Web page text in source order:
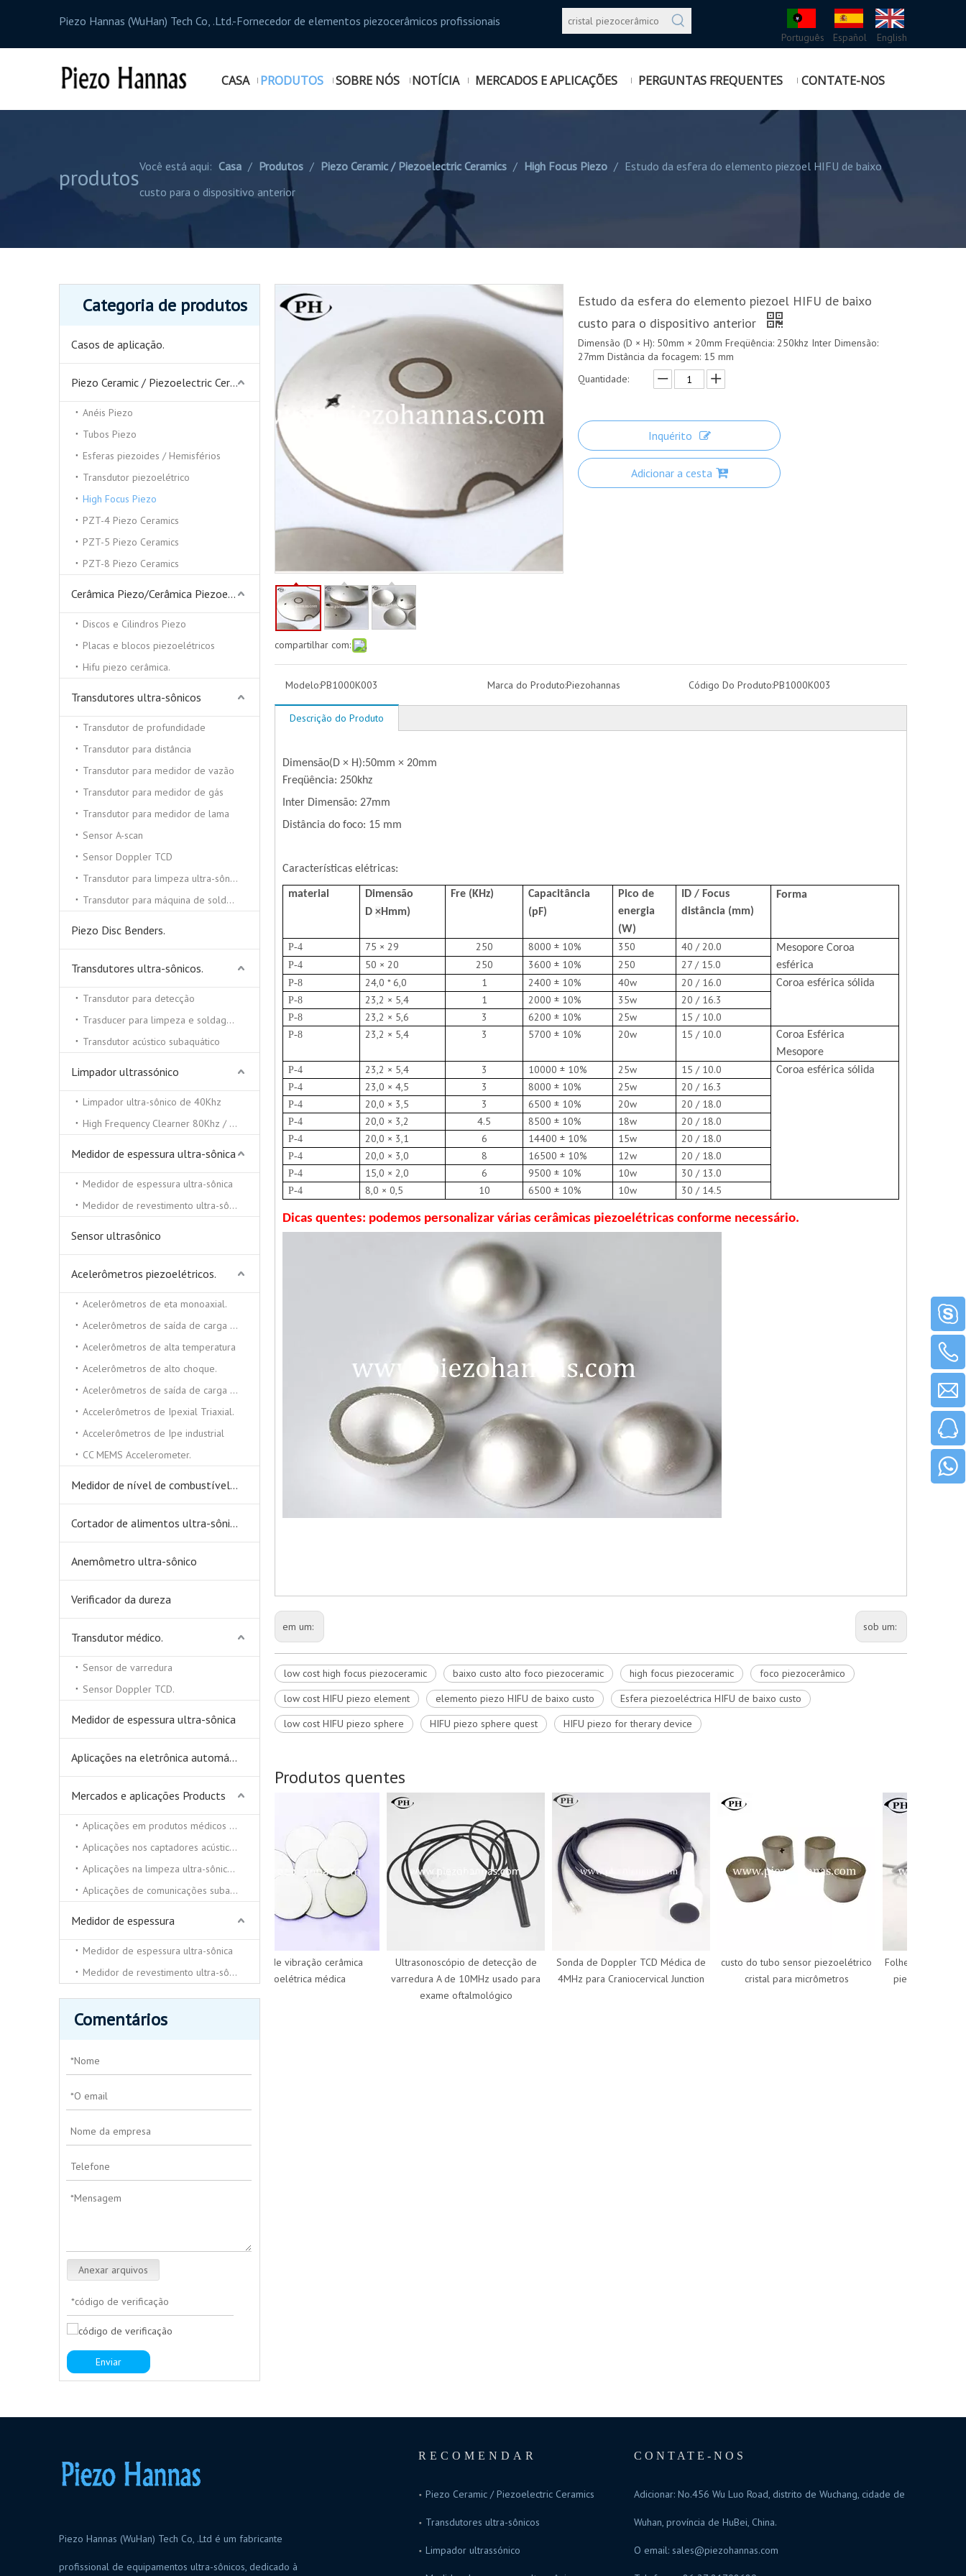
Piezo Hannas (WuHan) Tech Co, .Ltd.-Fornecedor de elementos piezocerâmicos profissionais
Português Español English
CASA PRODUTOS SOBRE NÓS NOTÍCIA MERCADOS E APLICAÇÕES PERGUNTAS FREQUENTES CONTATE-NOS
produtosVocê está aqui: Casa / Produtos / Piezo Ceramic / Piezoelectric Ceramics / High Focus Piezo / Estudo da esfera do elemento piezoel HIFU de baixo
custo para o dispositivo anterior
Categoria de produtos
Casos de aplicação.
Piezo Ceramic / Piezoelectric Ceramics
Anéis Piezo
Tubos Piezo
Esferas piezoides / Hemisférios
Transdutor piezoelétrico
High Focus Piezo
PZT-4 Piezo Ceramics
PZT-5 Piezo Ceramics
PZT-8 Piezo Ceramics
Cerâmica Piezo/Cerâmica Piezoelétrica
Discos e Cilindros Piezo
Placas e blocos piezoelétricos
Hifu piezo cerâmica.
Transdutores ultra-sônicos
Transdutor de profundidade
Transdutor para distância
Transdutor para medidor de vazão
Transdutor para medidor de gás
Transdutor para medidor de lama
Sensor A-scan
Sensor Doppler TCD
Transdutor para limpeza ultra-sônica
Transdutor para máquina de solda ultra-sônica
Piezo Disc Benders.
Transdutores ultra-sônicos.
Transdutor para detecção
Trasducer para limpeza e soldagem ultra-sônica
Transdutor acústico subaquático
Limpador ultrassónico
Limpador ultra-sônico de 40Khz
High Frequency Clearner 80Khz / 100Khz / 130 / Khz
Medidor de espessura ultra-sônica
Medidor de espessura ultra-sônica
Medidor de revestimento ultra-sônico
Sensor ultrasônico
Acelerômetros piezoelétricos.
Acelerômetros de eta monoaxial.
Acelerômetros de saída de carga triaxial
Acelerômetros de alta temperatura
Acelerômetros de alto choque.
Acelerômetros de saída de carga monoxial
Accelerômetros de Ipexial Triaxial.
Accelerômetros de Ipe industrial
CC MEMS Accelerometer.
Medidor de nível de combustível ultra-sônico
Cortador de alimentos ultra-sônicos
Anemômetro ultra-sônico
Verificador da dureza
Transdutor médico.
Sensor de varredura
Sensor Doppler TCD.
Medidor de espessura ultra-sônica
Aplicações na eletrônica automática
Mercados e aplicações Products
Aplicações em produtos médicos e de beleza
Aplicações nos captadores acústicos
Aplicações na limpeza ultra-sônica e soldador ultra-sônico
Aplicações de comunicações subaquáticas
Medidor de espessura
Medidor de espessura ultra-sônica
Medidor de revestimento ultra-sônico
Comentários
Anexar arquivos
Enviar
compartilhar com:
Estudo da esfera do elemento piezoel HIFU de baixo
custo para o dispositivo anterior
Dimensão (D × H): 50mm × 20mm Freqüência: 250khz Inter Dimensão:
27mm Distância da focagem: 15 mm
Quantidade:
Inquérito
Adicionar a cesta
Modelo:PB1000K003 Marca do Produto:Piezohannas Código Do Produto:PB1000K003
Descrição do Produto
Dimensão(D × H):50mm × 20mm
Freqüência: 250khz
Inter Dimensão: 27mm
Distância do foco: 15 mm
Características elétricas:
material
Dimensão
D ×Hmm)
Fre (KHz)
Capacitância
(pF)
Pico de
energia
(W)
ID / Focus
distância (mm)
Forma
P-4 75 × 29 250 8000 ± 10% 350 40 / 20.0 Mesopore Coroa
esférica
P-4 50 × 20 250 3600 ± 10% 250 27 / 15.0
P-8 24,0 * 6,0 1 2400 ± 10% 40w 20 / 16.0 Coroa esférica sólida
P-8 23,2 × 5,4 1 2000 ± 10% 35w 20 / 16.3
P-8 23,2 × 5,6 3 6200 ± 10% 25w 15 / 10.0
P-8 23,2 × 5,4 3 5700 ± 10% 20w 15 / 10.0
Coroa Esférica
Mesopore
P-4 23,2 × 5,4 3 10000 ± 10% 25w 15 / 10.0 Coroa esférica sólida
P-4 23,0 × 4,5 3 8000 ± 10% 25w 20 / 16.3
P-4 20,0 × 3,5 3 6500 ± 10% 20w 20 / 18.0
P-4 20,0 × 3,2 4.5 8500 ± 10% 18w 20 / 18.0
P-4 20,0 × 3,1 6 14400 ± 10% 15w 20 / 18.0
P-4 20,0 × 3,0 8 16500 ± 10% 12w 20 / 18.0
P-4 15,0 × 2,0 6 9500 ± 10% 10w 30 / 13.0
P-4 8,0 × 0,5 10 6500 ± 10% 10w 30 / 14.5
Dicas quentes: podemos personalizar várias cerâmicas piezoelétricas conforme necessário.
em um: sob um:
low cost high focus piezoceramic baixo custo alto foco piezoceramic high focus piezoceramic
foco piezocerâmico
low cost HIFU piezo element
elemento piezo HIFU de baixo custo
Esfera piezoeléctrica HIFU de baixo custo
low cost HIFU piezo sphere
HIFU piezo sphere quest HIFU piezo for therary device
Produtos quentes
low cost piezo tube stack for
underwater device
sensor de vibração cerâmica
piezoelétrica médica
Ultrasonoscópio de detecção de
varredura A de 10MHz usado para
exame oftalmológico
Sonda de Doppler TCD Médica de
4MHz para Craniocervical Junction
custo do tubo sensor piezoelétrico
cristal para micrômetros
Folheto de
piezoelétrico
Piezo Hannas (WuHan) Tech Co, .Ltd é um fabricante
profissional de equipamentos ultra-sônicos, dedicado à
RECOMENDAR
Piezo Ceramic / Piezoelectric Ceramics
Transdutores ultra-sônicos
Limpador ultrassónico
CONTATE-NOS
Adicionar: No.456 Wu Luo Road, distrito de Wuchang, cidade de
Wuhan, província de HuBei, China.
O email: sales@piezohannas.com